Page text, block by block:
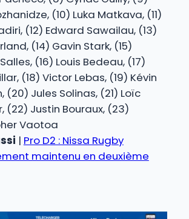
(10) Luka Matkava, (11)
(12) Edward Sawailau, (13)
(14) Gavin Stark, (15)
(16) Louis Bedeau, (17)
(18) Victor Lebas, (19) Kévin
(20) Jules Solinas, (21) Loïc
(22) Justin Bouraux, (23)
Vaotoa
| Pro D2 : Nissa Rugby
maintenu en deuxième